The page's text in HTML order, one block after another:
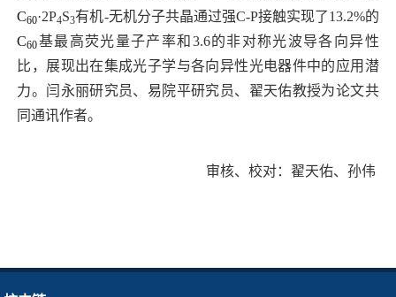
C60·2P4S3有机-无机分子共晶通过强C-P接触实现了13.2%的
C60基最高荧光量子产率和 3.6的非对称光波导各向异性
比，展现出在集成光子学与各向异性光电器件中的应用潜
力。闫永丽研究员、易院平研究员、翟天佑教授为论文共
同通讯作者。
审核、校对：翟天佑、孙伟